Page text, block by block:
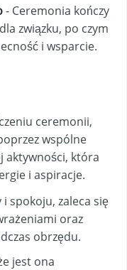
- Ceremonia kończy
związku, po czym
i wsparcie.
ceremonii,
wspólne
aktywności, która
i aspiracje.
spokoju, zaleca się
oraz
obrzędu.
jest ona